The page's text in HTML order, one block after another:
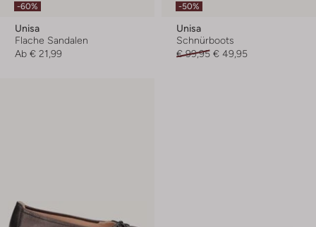
-60%
Unisa
Flache Sandalen
Ab € 21,99
-50%
Unisa
Schnürboots
€ 99,95 € 49,95